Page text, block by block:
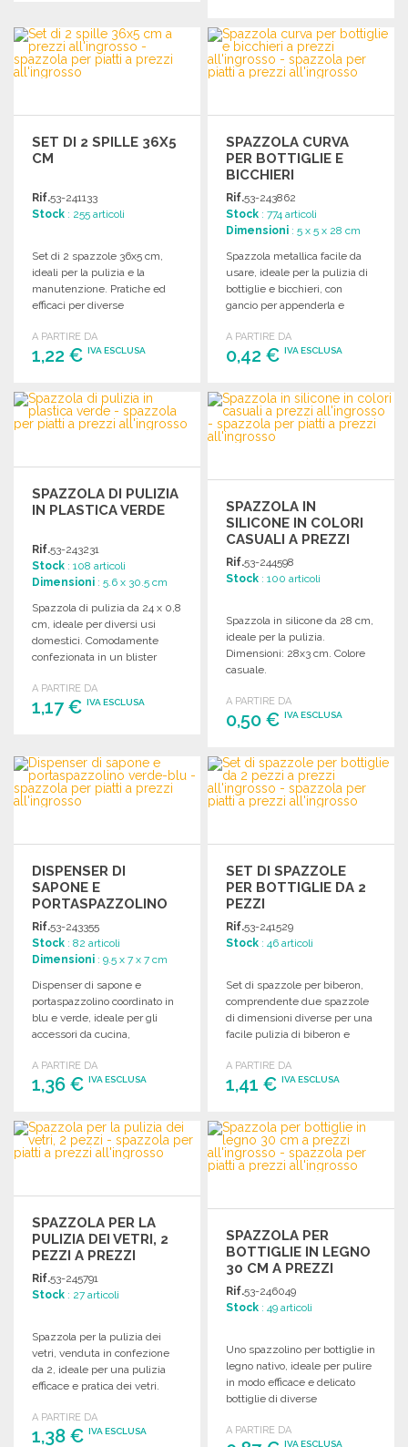
Richiedi un preventivo
ORDINARE
Richiedi un preventivo
SET DI 2 SPILLE 36X5
CM
Rif.53-241133
Stock : 255 articoli
Set di 2 spazzole 36x5 cm,
ideali per la pulizia e la
manutenzione. Pratiche ed
efficaci per diverse
A PARTIRE DA
1,22 € IVA ESCLUSA
ORDINARE
Richiedi un preventivo
SPAZZOLA CURVA
PER BOTTIGLIE E
BICCHIERI
Rif.53-243862
Stock : 774 articoli
Dimensioni : 5 x 5 x 28 cm
Spazzola metallica facile da
usare, ideale per la pulizia di
bottiglie e bicchieri, con
gancio per appenderla e
A PARTIRE DA
0,42 €IVA ESCLUSA
ORDINARE
Richiedi un preventivo
SPAZZOLA DI PULIZIA
IN PLASTICA VERDE
Rif.53-243231
Stock : 108 articoli
Dimensioni : 5.6 x 30.5 cm
Spazzola di pulizia da 24 x 0,8
cm, ideale per diversi usi
domestici. Comodamente
confezionata in un blister
A PARTIRE DA
1,17 € IVA ESCLUSA
Richiedi un preventivo
SPAZZOLA IN
SILICONE IN COLORI
CASUALI A PREZZI
ALL'INGROSSO
Rif.53-244598
Stock : 100 articoli
Spazzola in silicone da 28 cm,
ideale per la pulizia.
Dimensioni: 28x3 cm. Colore
casuale.
A PARTIRE DA
0,50 €IVA ESCLUSA
ORDINARE
Richiedi un preventivo
DISPENSER DI
SAPONE E
PORTASPAZZOLINO
VERDE-BLU A PREZZI
ALL'INGROSSO
Rif.53-243355
Stock : 82 articoli
Dimensioni : 9.5 x 7 x 7 cm
Dispenser di sapone e
portaspazzolino coordinato in
blu e verde, ideale per gli
accessori da cucina,
A PARTIRE DA
1,36 € IVA ESCLUSA
ORDINARE
Richiedi un preventivo
SET DI SPAZZOLE
PER BOTTIGLIE DA 2
PEZZI
Rif.53-241529
Stock : 46 articoli
Set di spazzole per biberon,
comprendente due spazzole
di dimensioni diverse per una
facile pulizia di biberon e
A PARTIRE DA
1,41 €IVA ESCLUSA
ORDINARE
Richiedi un preventivo
SPAZZOLA PER LA
PULIZIA DEI VETRI, 2
PEZZI A PREZZI
ALL'INGROSSO
Rif.53-245791
Stock : 27 articoli
Spazzola per la pulizia dei
vetri, venduta in confezione
da 2, ideale per una pulizia
efficace e pratica dei vetri.
A PARTIRE DA
1,38 € IVA ESCLUSA
SPAZZOLA PER
BOTTIGLIE IN LEGNO
30 CM A PREZZI
ALL'INGROSSO
Rif.53-246049
Stock : 49 articoli
Uno spazzolino per bottiglie in
legno nativo, ideale per pulire
in modo efficace e delicato
bottiglie di diverse
A PARTIRE DA
IVA ESCLUSA